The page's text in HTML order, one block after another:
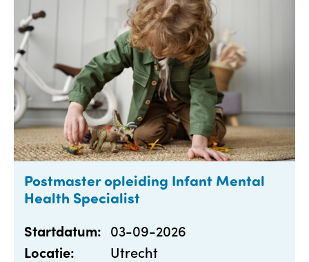
Postmaster opleiding Infant Mental
Health Specialist
Startdatum: 03-09-2026
Locatie:
Utrecht